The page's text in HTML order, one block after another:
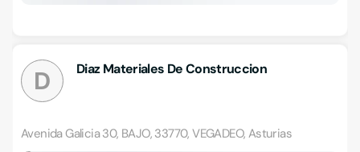
D Diaz Materiales De Construccion
Avenida Galicia 30, BAJO, 33770, VEGADEO, Asturias